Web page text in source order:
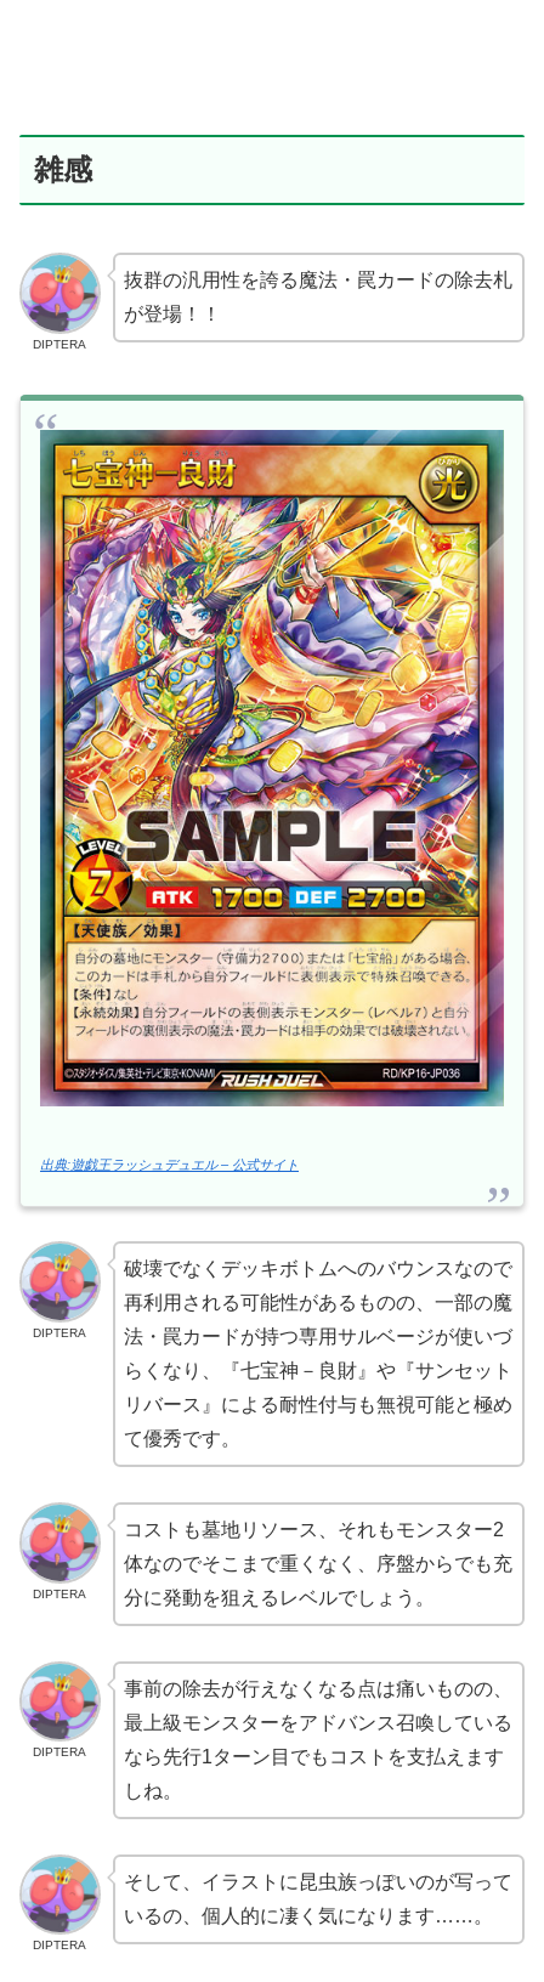
雑感
DIPTERA
抜群の汎用性を誇る魔法・罠カードの除去札
が登場！！
出典:遊戯王ラッシュデュエル – 公式サイト
DIPTERA
破壊でなくデッキボトムへのバウンスなので
再利用される可能性があるものの、一部の魔
法・罠カードが持つ専用サルベージが使いづ
らくなり、『七宝神－良財』や『サンセット
リバース』による耐性付与も無視可能と極め
て優秀です。
DIPTERA
コストも墓地リソース、それもモンスター2
体なのでそこまで重くなく、序盤からでも充
分に発動を狙えるレベルでしょう。
DIPTERA
事前の除去が行えなくなる点は痛いものの、
最上級モンスターをアドバンス召喚している
なら先行1ターン目でもコストを支払えます
しね。
DIPTERA
そして、イラストに昆虫族っぽいのが写って
いるの、個人的に凄く気になります……。